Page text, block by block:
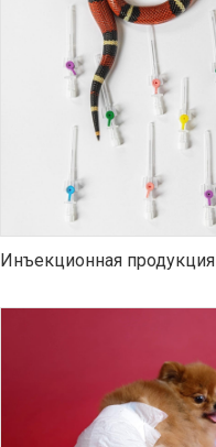
Инъекционная продукция